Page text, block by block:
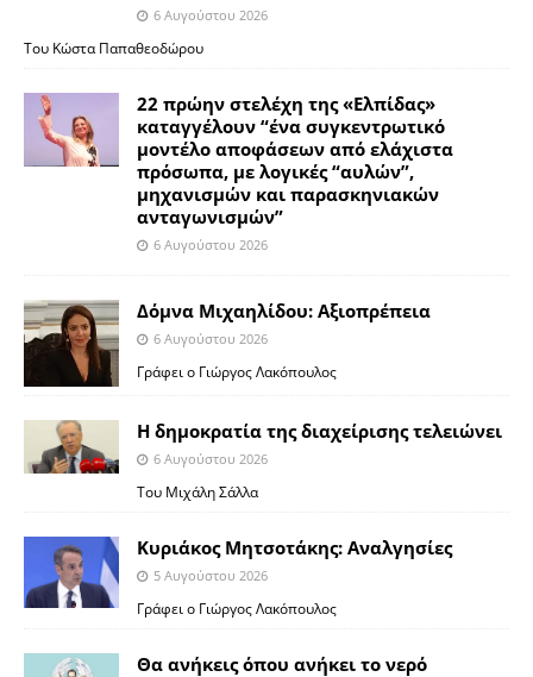
6 Αυγούστου 2026
Του Κώστα Παπαθεοδώρου
22 πρώην στελέχη της «Ελπίδας»
καταγγέλουν “ένα συγκεντρωτικό
μοντέλο αποφάσεων από ελάχιστα
πρόσωπα, με λογικές “αυλών”,
μηχανισμών και παρασκηνιακών
ανταγωνισμών”
6 Αυγούστου 2026
Δόμνα Μιχαηλίδου: Αξιοπρέπεια
6 Αυγούστου 2026
Γράφει ο Γιώργος Λακόπουλος
Η δημοκρατία της διαχείρισης τελειώνει
6 Αυγούστου 2026
Του Μιχάλη Σάλλα
Κυριάκος Μητσοτάκης: Αναλγησίες
5 Αυγούστου 2026
Γράφει ο Γιώργος Λακόπουλος
Θα ανήκεις όπου ανήκει το νερό